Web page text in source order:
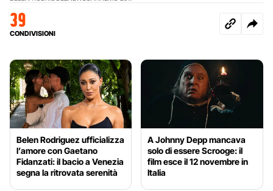
39
CONDIVISIONI
Belen Rodriguez ufficializza
l’amore con Gaetano
Fidanzati: il bacio a Venezia
segna la ritrovata serenità
A Johnny Depp mancava
solo di essere Scrooge: il
film esce il 12 novembre in
Italia